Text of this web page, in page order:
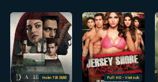
Hoàn Tất (8/8) Full HD - Vietsub